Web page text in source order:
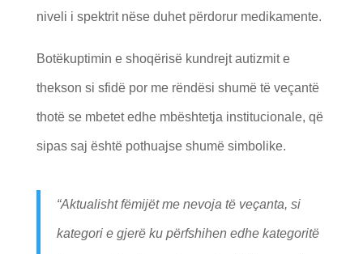
niveli i spektrit nëse duhet përdorur medikamente.
Botëkuptimin e shoqërisë kundrejt autizmit e
thekson si sfidë por me rëndësi shumë të veçantë
thotë se mbetet edhe mbështetja institucionale, që
sipas saj është pothuajse shumë simbolike.
“Aktualisht fëmijët me nevoja të veçanta, si
kategori e gjerë ku përfshihen edhe kategoritë